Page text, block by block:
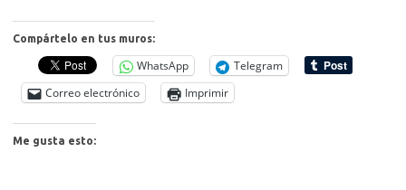
Compártelo en tus muros:
WhatsApp
Telegram
Correo electrónico
Imprimir
Me gusta esto: